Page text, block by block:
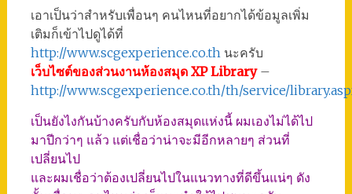
เอาเป็นว่าสำหรับเพื่อนๆ คนไหนที่อยากได้ข้อมูลเพิ่ม
เติมก็เข้าไปดูได้ที่
http://www.scgexperience.co.th นะครับ
เว็บไซต์ของส่วนงานห้องสมุด XP Library–
http://www.scgexperience.co.th/th/service/
เป็นยังไงกันบ้างครับกับห้องสมุดแห่งนี้ ผมเองไม่ได้ไป
มาปีกว่าๆ แล้ว แต่เชื่อว่าน่าจะมีอีกหลายๆ ส่วนที่
เปลี่ยนไป
และผมเชื่อว่าต้องเปลี่ยนไปในแนวทางที่ดีขึ้นแน่ๆ ดัง